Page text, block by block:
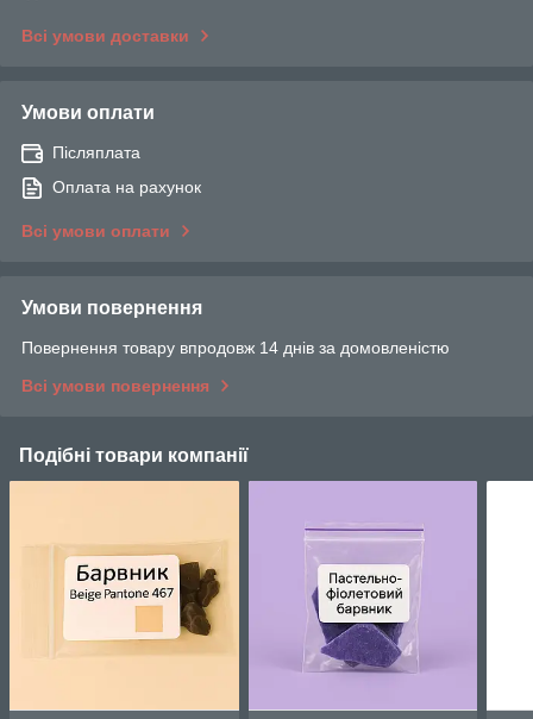
Всі умови доставки
Умови оплати
Післяплата
Оплата на рахунок
Всі умови оплати
Умови повернення
Повернення товару впродовж 14 днів за домовленістю
Всі умови повернення
Подібні товари компанії